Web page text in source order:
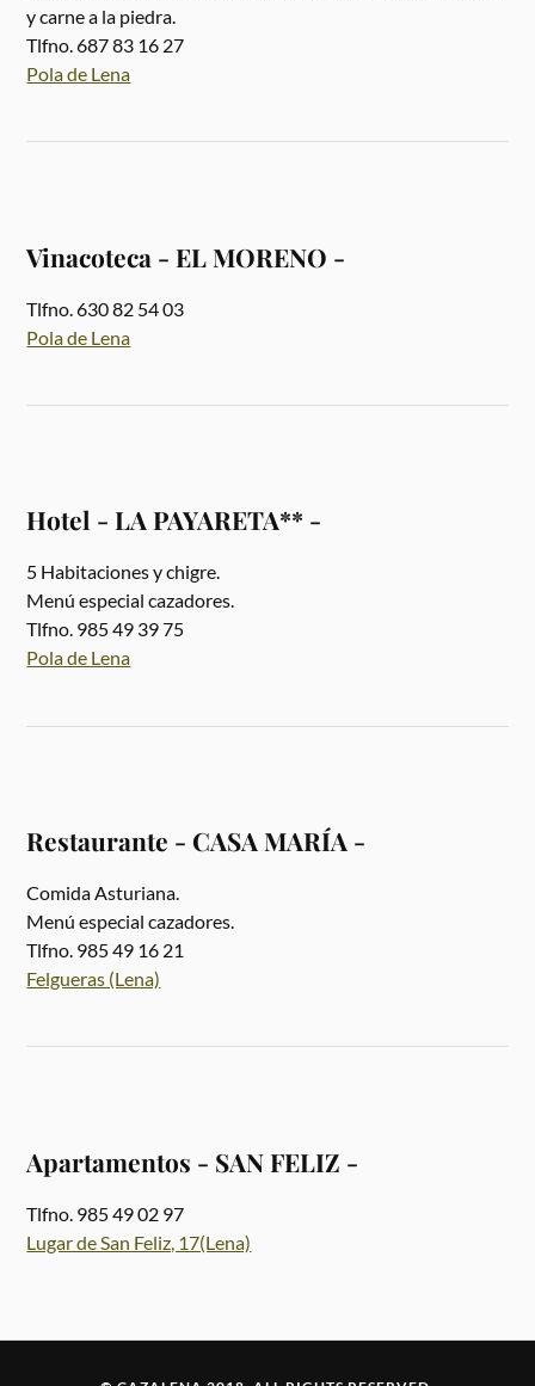
y carne a la piedra.
Tlfno. 687 83 16 27
Pola de Lena
Vinacoteca - EL MORENO -
Tlfno. 630 82 54 03
Pola de Lena
Hotel - LA PAYARETA** -
5 Habitaciones y chigre.
Menú especial cazadores.
Tlfno. 985 49 39 75
Pola de Lena
Restaurante - CASA MARÍA -
Comida Asturiana.
Menú especial cazadores.
Tlfno. 985 49 16 21
Felgueras (Lena)
Apartamentos - SAN FELIZ -
Tlfno. 985 49 02 97
Lugar de San Feliz, 17(Lena)